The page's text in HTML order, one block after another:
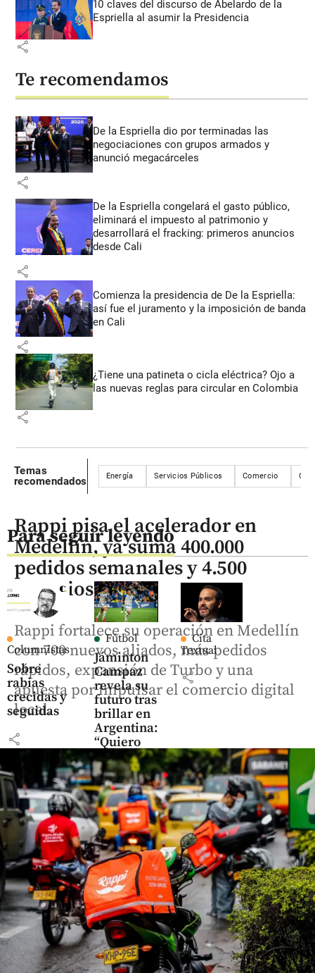
10 claves del discurso de Abelardo de la
Espriella al asumir la Presidencia
share
Te recomendamos
De la Espriella dio por terminadas las
negociaciones con grupos armados y
anunció megacárceles
share
De la Espriella congelará el gasto público,
eliminará el impuesto al patrimonio y
desarrollará el fracking: primeros anuncios
desde Cali
share
Comienza la presidencia de De la Espriella:
así fue el juramento y la imposición de banda
en Cali
share
¿Tiene una patineta o cicla eléctrica? Ojo a
las nuevas reglas para circular en Colombia
share
Temas
recomendados
Energía Servicios Públicos Comercio
Para seguir leyendo
Columnistas
Sobre
rabias
crecidas y
seguidas
share
Fútbol
Jáminton
Campaz
revela su
futuro tras
brillar en
Argentina:
“Quiero
salir por la
puerta
grande”
share
Cita
Textual
share
Columnistas
Antídoto
contra la
polarización
tóxica
Rappi pisa el acelerador en
Medellín, ya suma 400.000
pedidos semanales y 4.500
negocios
Rappi fortalece su operación en Medellín
con 700 nuevos aliados, más pedidos
rápidos, expansión de Turbo y una
apuesta por impulsar el comercio digital
local.